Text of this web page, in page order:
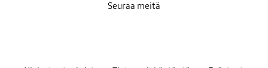
Seuraa meitä